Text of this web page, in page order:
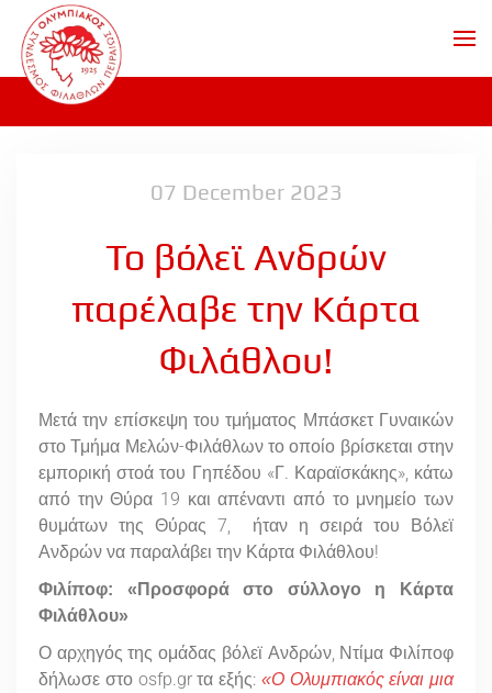
Skip to main content
07 December 2023
Το βόλεϊ Ανδρών
παρέλαβε την Κάρτα
Φιλάθλου!
Μετά την επίσκεψη του τμήματος Μπάσκετ Γυναικών
στο Τμήμα Μελών-Φιλάθλων το οποίο βρίσκεται στην
εμπορική στοά του Γηπέδου «Γ. Καραϊσκάκης», κάτω
από την Θύρα 19 και απέναντι από το μνημείο των
θυμάτων της Θύρας 7, ήταν η σειρά του Βόλεϊ
Ανδρών να παραλάβει την Κάρτα Φιλάθλου!
Φιλίποφ: «Προσφορά στο σύλλογο η Κάρτα
Φιλάθλου»
Ο αρχηγός της ομάδας βόλεϊ Ανδρών, Ντίμα Φιλίποφ
δήλωσε στο osfp.gr τα εξής: «Ο Ολυμπιακός είναι μια